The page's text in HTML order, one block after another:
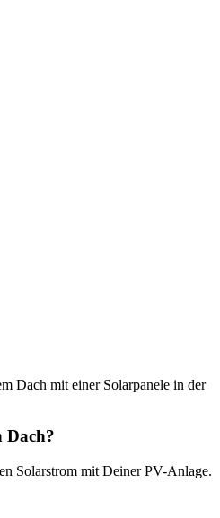
Dach?
Solarstrom mit Deiner PV-Anlage.